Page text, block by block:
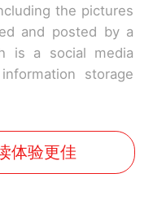
the pictures
and posted by a
is a social media
storage
体验更佳